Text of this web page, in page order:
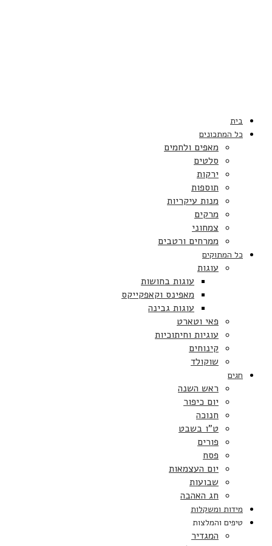
בית
כל המתכונים
מאפים ולחמים
סלטים
ירקות
תוספות
מנות עיקריות
מרקים
צמחוני
ממרחים ורטבים
כל המתוקים
עוגות
עוגות בחושות
מאפינס וקאפקייקס
עוגות גבינה
פאי וטארט
עוגיות וחיתוכיות
קינוחים
שוקולד
חגים
ראש השנה
יום כיפור
חנוכה
ט”ו בשבט
פורים
פסח
יום העצמאות
שבועות
חג האהבה
מידות ומשקלות
טיפים והמלצות
המגדיר